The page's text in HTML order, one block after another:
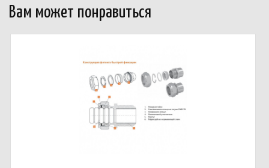
Вам может понравиться